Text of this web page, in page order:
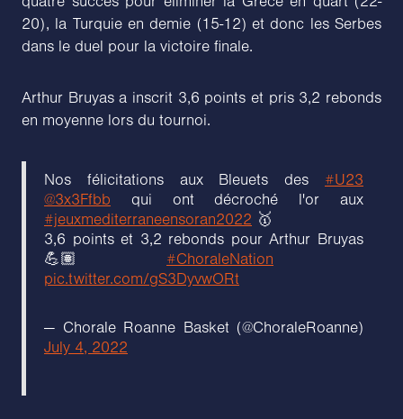
20), la Turquie en demie (15-12) et donc les Serbes
dans le duel pour la victoire finale.
Arthur Bruyas a inscrit 3,6 points et pris 3,2 rebonds
en moyenne lors du tournoi.
Nos félicitations aux Bleuets des #U23
@3x3Ffbb qui ont décroché l'or aux
#jeuxmediterraneensoran2022 🥇
3,6 points et 3,2 rebonds pour Arthur Bruyas
💪🏽 #ChoraleNation
pic.twitter.com/gS3DyvwORt
— Chorale Roanne Basket (@ChoraleRoanne)
July 4, 2022